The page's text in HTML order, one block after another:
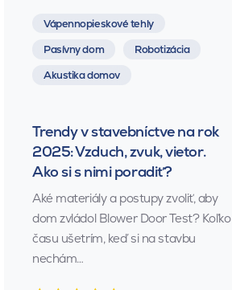
Vápennopieskové tehly
Pasívny dom
Robotizácia
Akustika domov
Trendy v stavebníctve na rok
2025: Vzduch, zvuk, vietor.
Ako si s nimi poradiť?
Aké materiály a postupy zvoliť, aby
dom zvládol Blower Door Test? Koľko
času ušetrím, keď si na stavbu
nechám…